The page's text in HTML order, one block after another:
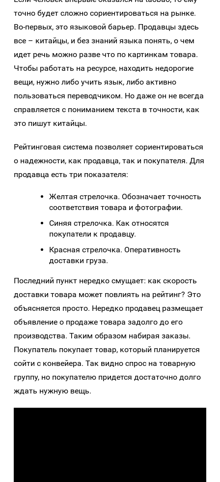
точно будет сложно сориентироваться на рынке.
Во-первых, это языковой барьер. Продавцы здесь
все – китайцы, и без знаний языка понять, о чем
идет речь можно разве что по картинкам товара.
Чтобы работать на ресурсе, находить недорогие
вещи, нужно либо учить язык, либо активно
пользоваться переводчиком. Но даже он не всегда
справляется с пониманием текста в точности, как
это пишут китайцы.
Рейтинговая система позволяет сориентироваться
о надежности, как продавца, так и покупателя. Для
продавца есть три показателя:
Желтая стрелочка. Обозначает точность
соответствия товара и фотографии.
Синяя стрелочка. Как относятся
покупатели к продавцу.
Красная стрелочка. Оперативность
доставки груза.
Последний пункт нередко смущает: как скорость
доставки товара может повлиять на рейтинг? Это
объясняется просто. Нередко продавец размещает
объявление о продаже товара задолго до его
производства. Таким образом набирая заказы.
Покупатель покупает товар, который планируется
сойти с конвейера. Так видно спрос на товарную
группу, но покупателю придется достаточно долго
ждать нужную вещь.